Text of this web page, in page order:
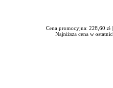
Cena promocyjna: 228,60 zł |
Najniższa cena w